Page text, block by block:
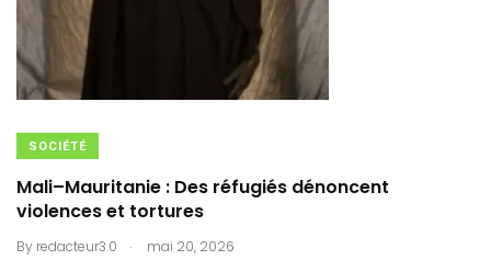
SOCIÉTÉ
Mali–Mauritanie : Des réfugiés dénoncent
violences et tortures
By redacteur3.0 . mai 20, 2026